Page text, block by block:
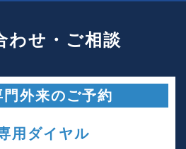
わせ・ご相談
外来のご予約
用ダイヤル